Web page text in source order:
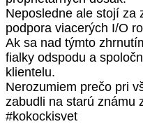
Neposledne ale stojí za
podpora viacerých I/O
Ak sa nad týmto
fialky odspodu a
klientelu.
Nerozumiem prečo pri
zabudli na starú známu
#kokockisvet